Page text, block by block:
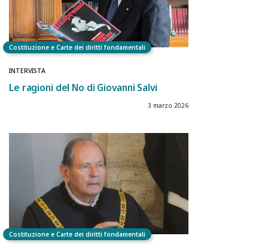
Costituzione e Carte dei diritti fondamentali
INTERVISTA
Le ragioni del No di Giovanni Salvi
3 marzo 2026
Costituzione e Carte dei diritti fondamentali